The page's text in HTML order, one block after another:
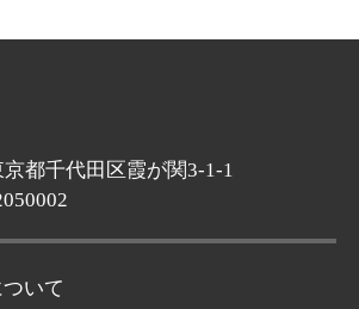
京都千代田区霞が関3-1-1
いて